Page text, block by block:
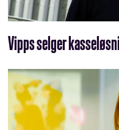
Vipps selger